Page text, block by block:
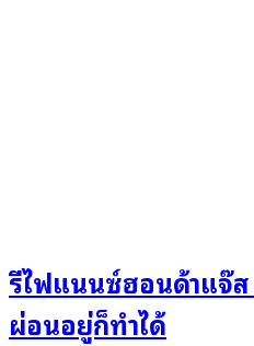
รีไฟแนนซ์ฮอนด้าแจ๊ส
ผ่อนอยู่ก็ทำได้